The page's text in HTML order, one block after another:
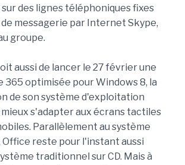
des lignes téléphoniques fixes
messagerie par Internet Skype,
groupe.
aussi de lancer le 27 février une
365 optimisée pour Windows 8, la
de son système d'exploitation
s'adapter aux écrans tactiles
Parallèlement au système
reste pour l'instant aussi
traditionnel sur CD. Mais à